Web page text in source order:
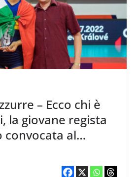
– Ecco chi è
la giovane regista
convocata al